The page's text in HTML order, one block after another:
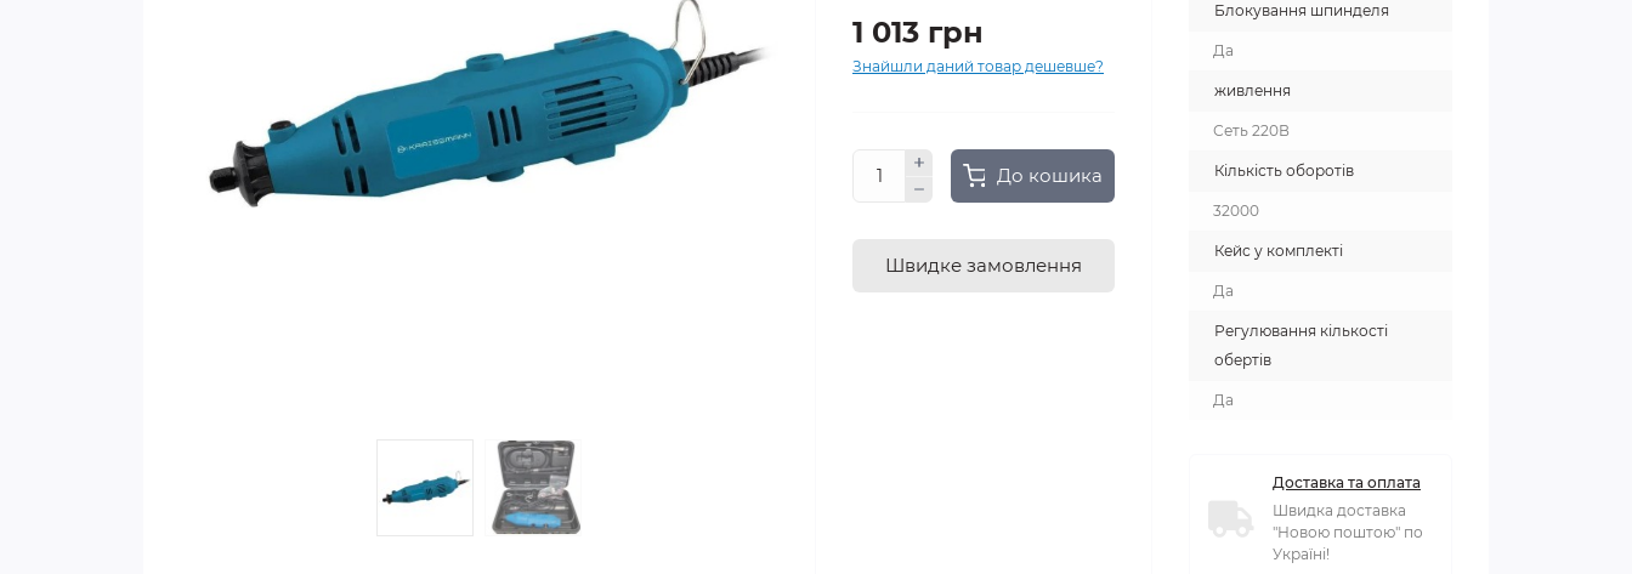
1 013 грн
Знайшли даний товар дешевше?
До кошика
Швидке замовлення
Блокування шпинделя
Да
живлення
Сеть 220В
Кількість оборотів
32000
Кейс у комплекті
Да
Регулювання кількості
обертів
Да
Доставка та оплата
Швидка доставка
"Новою поштою" по
Україні!